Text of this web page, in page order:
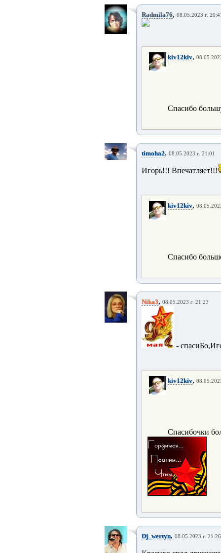
Radmila76, 08.05.2023 г.
kiv12kiv,
Спасибо
timoha2, 08.05.2023 г. 21:01
Игорь!!! Впечатляет!!!
kiv12kiv,
Спасибо
Nika3, 08.05.2023 г. 21:23
-
kiv12kiv,
Спасибочки
Dj_wertyn, 08.05.2023 г. 21:26